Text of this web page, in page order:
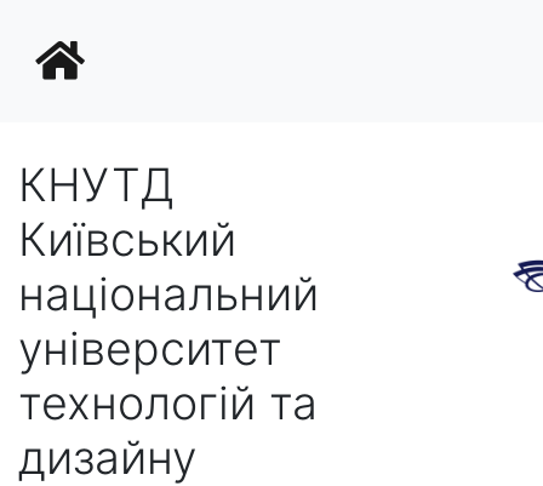
КНУТД
Київський
національний
університет
технологій та
дизайну